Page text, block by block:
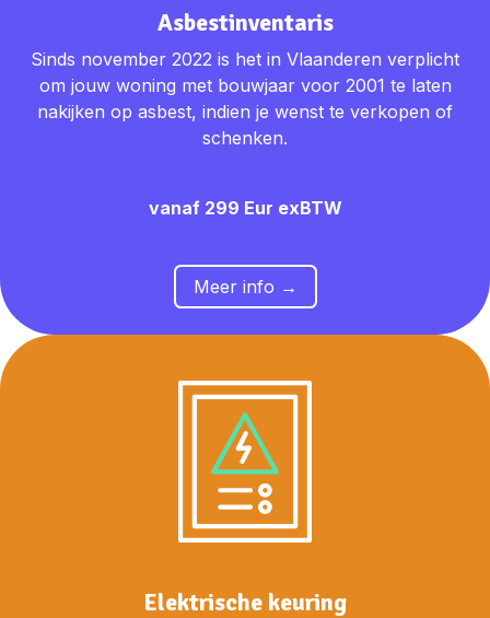
Asbestinventaris
Sinds november 2022 is het in Vlaanderen verplicht
om jouw woning met bouwjaar voor 2001 te laten
nakijken op asbest, indien je wenst te verkopen of
schenken.
vanaf 299 Eur exBTW
​​Meer info →
Elektrische keuring